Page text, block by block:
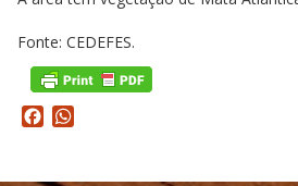
Fonte: CEDEFES.
Facebook